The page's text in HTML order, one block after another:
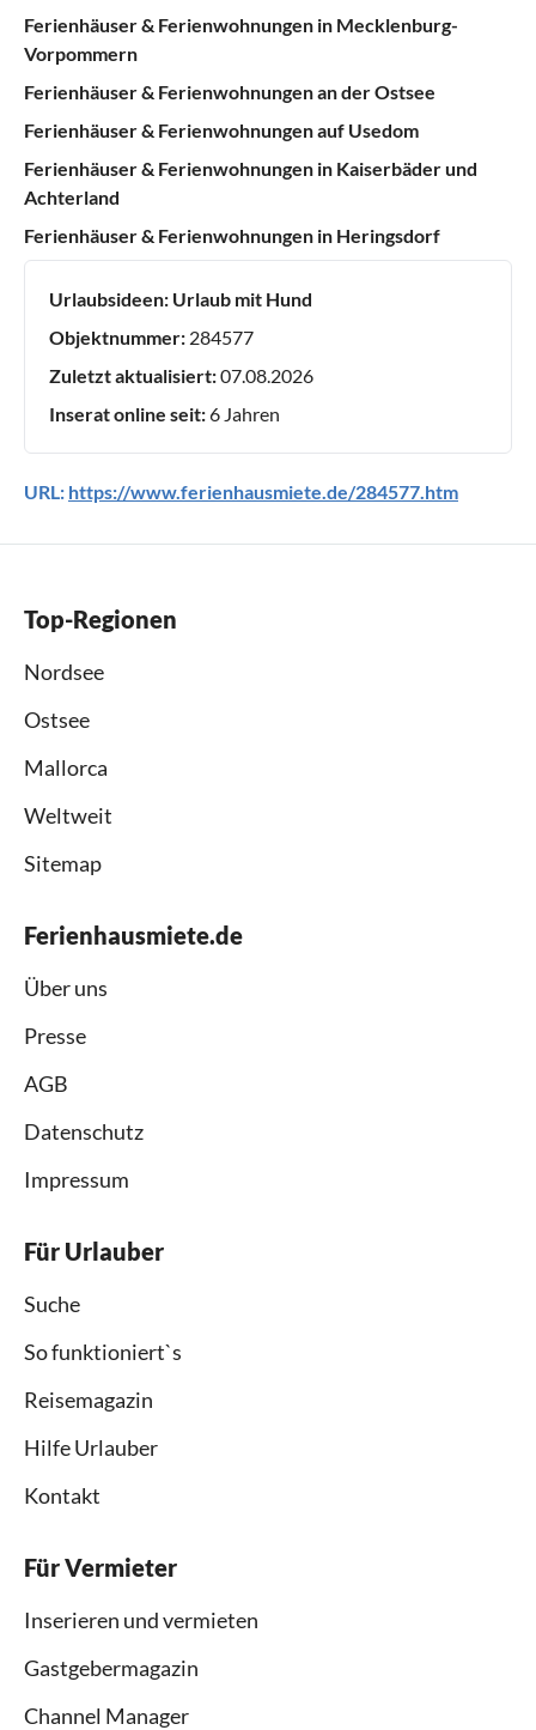
Ferienhäuser & Ferienwohnungen in Mecklenburg-
Vorpommern
Ferienhäuser & Ferienwohnungen an der Ostsee
Ferienhäuser & Ferienwohnungen auf Usedom
Ferienhäuser & Ferienwohnungen in Kaiserbäder und
Achterland
Ferienhäuser & Ferienwohnungen in Heringsdorf
Urlaubsideen: Urlaub mit Hund
Objektnummer: 284577
Zuletzt aktualisiert:07.08.2026
Inserat online seit:6 Jahren
URL: https://www.ferienhausmiete.de/284577.htm
Top-Regionen
Nordsee
Ostsee
Mallorca
Weltweit
Sitemap
Ferienhausmiete.de
Über uns
Presse
AGB
Datenschutz
Impressum
Für Urlauber
Suche
So funktioniert`s
Reisemagazin
Hilfe Urlauber
Kontakt
Für Vermieter
Inserieren und vermieten
Gastgebermagazin
Channel Manager